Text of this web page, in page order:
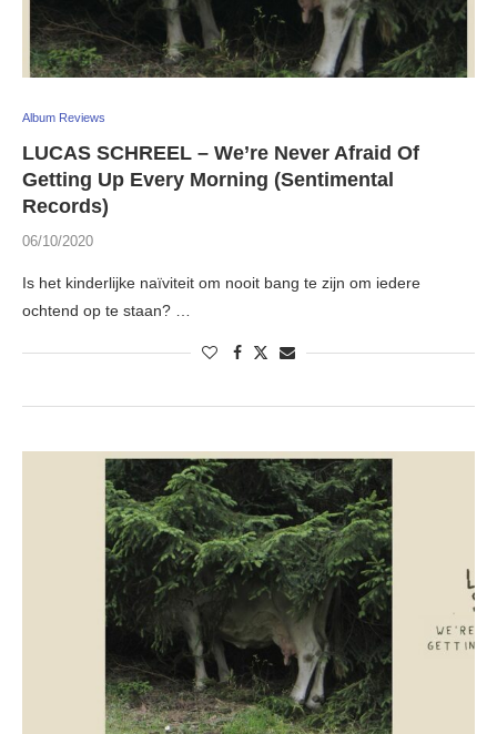
Album Reviews
LUCAS SCHREEL – We’re Never Afraid Of
Getting Up Every Morning (Sentimental
Records)
06/10/2020
Is het kinderlijke naïviteit om nooit bang te zijn om iedere
ochtend op te staan? …